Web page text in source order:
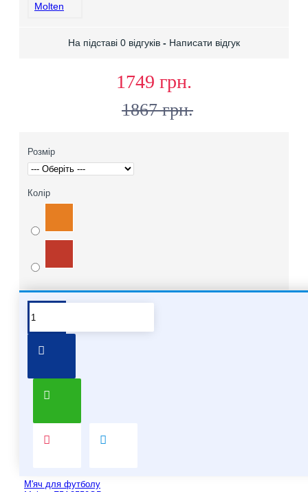
Molten
На підставі 0 відгуків - Написати відгук
1749 грн.
1867 грн.
Розмір
Колір
М'яч для футболу